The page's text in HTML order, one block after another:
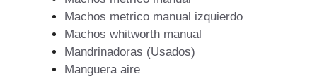
Machos metrico manual izquierdo
Machos whitworth manual
Mandrinadoras (Usados)
Manguera aire